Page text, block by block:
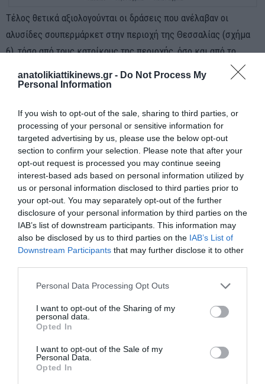
anatolikiattikinews.gr - Do Not Process My
Personal Information
If you wish to opt-out of the sale, sharing to third parties, or
processing of your personal or sensitive information for
targeted advertising by us, please use the below opt-out
section to confirm your selection. Please note that after your
opt-out request is processed you may continue seeing
interest-based ads based on personal information utilized by
us or personal information disclosed to third parties prior to
your opt-out. You may separately opt-out of the further
disclosure of your personal information by third parties on the
IAB’s list of downstream participants. This information may
also be disclosed by us to third parties on the IAB’s List of
Downstream Participants that may further disclose it to other
Personal Data Processing Opt Outs
I want to opt-out of the Sharing of my
personal data.
Opted In
I want to opt-out of the Sale of my
Personal Data.
Opted In
Τέλος θετικά αξιολογούνται οι δράσεις που ανέλαβαν οι
αλυσίδες σουπερμάρκετ στην περιοχή της Θεσσαλίας (σχήμα
6), τόσο από τους κατοίκους της περιοχής, όσο και από το
Το 62% αξιολογεί θετικά την παροχή εκπτώσεων στα
καταστήματα της περιοχής, με το ποσοστό αυτό να
ανέρχεται στο 86% για τους κατοίκους της Θεσσαλίας.
Το 81% αξιολογεί θετικά την παροχή προϊόντων άμεσης
ανάγκης στου πληγέντες (νερά, τρόφιμα κλπ., το ποσοστό
αυτό να ανέρχεται στο 86% για τους κατοίκους της
Θεσσαλίας.
Το 78% αξιολογεί θετικά τη στήριξη των τοπικών
παραγωγών, ποσοστό 74% για τους κατοίκους της
Θεσσαλίας.
Το 76% αξιολογεί θετικά την ανακαίνιση των
καταστημάτων της περιοχής και το 82% τη διατήρηση της
απασχόλησης στα πληγέντα καταστήματα που παραμένουν